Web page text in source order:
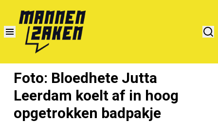
Foto: Bloedhete Jutta
Leerdam koelt af in hoog
opgetrokken badpakje